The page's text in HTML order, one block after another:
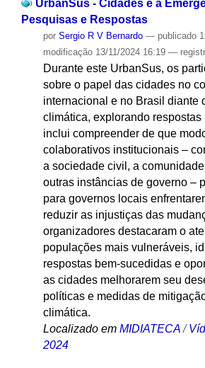
UrbanSus - Cidades e a
Pesquisas e Respostas
por Sergio R V Bernardo — publicado
modificação13/11/2024 16:19 —
Durante este UrbanSus, os
sobre o papel das cidades no
internacional e no Brasil diante
climática, explorando respostas
inclui compreender de que
colaborativos institucionais –
a sociedade civil, a
outras instâncias de governo –
para governos locais
reduzir as injustiças das
organizadores destacaram o
populações mais vulneráveis,
respostas bem-sucedidas e
as cidades melhorarem seu
políticas e medidas de
climática.
Localizado em MIDIATECA /
2024